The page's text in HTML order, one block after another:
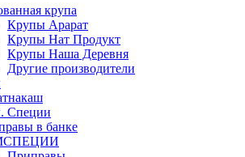
крупа
Крупы Арарат
Крупы Нат Продукт
Крупы Наша Деревня
Другие производители
Специи
в банке